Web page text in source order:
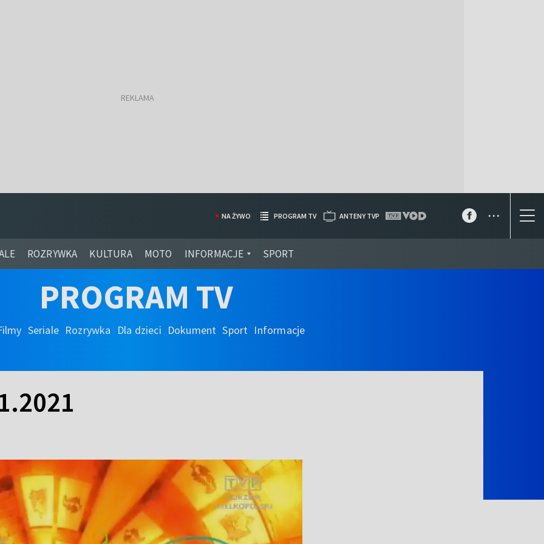
ROZRYWKA KULTURA MOTO INFORMACJE SPORT
NA ŻYWO PROGRAM TV ANTENY TVP ...
PROGRAM TV
Seriale Rozrywka Dla dzieci Dokument Sport Informacje